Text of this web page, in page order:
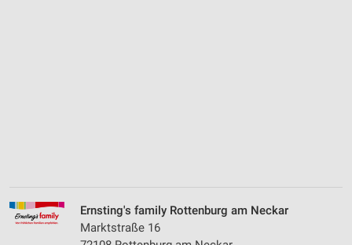
Ernsting's family Rottenburg am Neckar
Marktstraße 16